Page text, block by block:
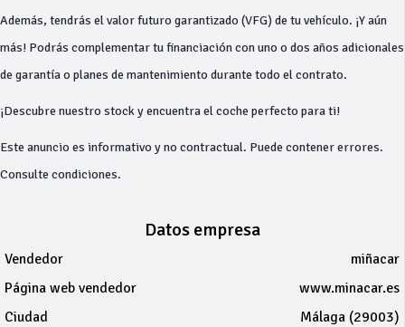
Además, tendrás el valor futuro garantizado (VFG) de tu vehículo. ¡Y aún
más! Podrás complementar tu financiación con uno o dos años adicionales
de garantía o planes de mantenimiento durante todo el contrato.
¡Descubre nuestro stock y encuentra el coche perfecto para ti!
Este anuncio es informativo y no contractual. Puede contener errores.
Consulte condiciones.
Datos empresa
Vendedor
miñacar
Página web vendedor
www.minacar.es
Ciudad
Málaga (29003)